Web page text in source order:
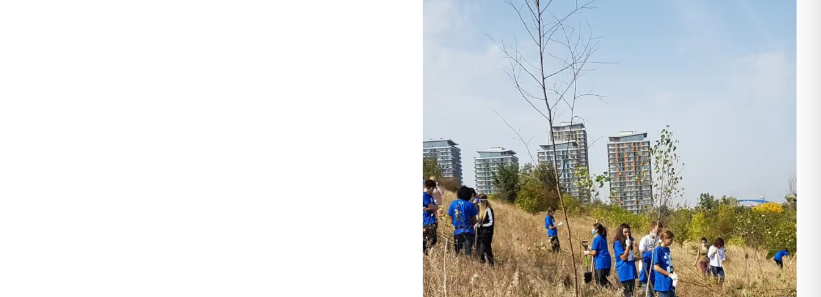
Educație pentru mediu, educație pentru viață!